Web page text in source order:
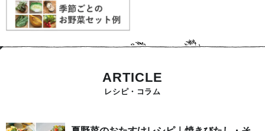
ARTICLE
レシピ・コラム